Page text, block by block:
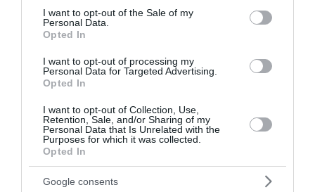
consent section.
I want to opt-out of the Sale of my
Personal Data.
Opted In
I want to opt-out of processing my
Personal Data for Targeted Advertising.
Opted In
I want to opt-out of Collection, Use,
Retention, Sale, and/or Sharing of my
Personal Data that Is Unrelated with the
Purposes for which it was collected.
Opted In
Google consents
και εκατομμύρια τουρίστες, οι οποίοι βρίσκονται
αντιμέτωποι με πρωτοφανή κύματα ζέστης στις
καλοκαιρινές τους δ...
10:45 | 07 Αυγούστου 2026 Πλανήτης